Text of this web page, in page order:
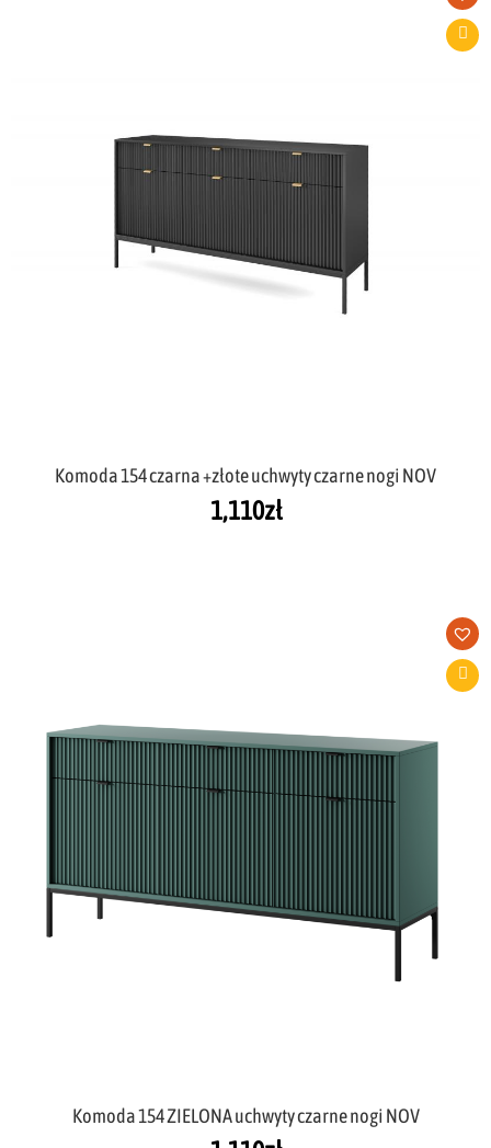
Komoda 154 czarna +złote uchwyty czarne nogi NOV
1,110zł
Komoda 154 ZIELONA uchwyty czarne nogi NOV